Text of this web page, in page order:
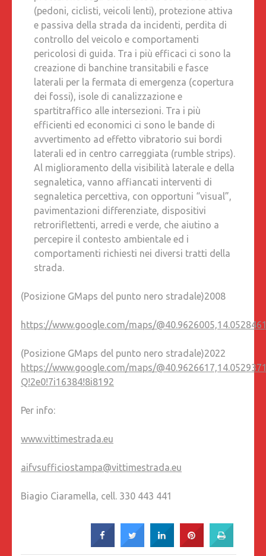
(pedoni, ciclisti, veicoli lenti), protezione attiva
e passiva della strada da incidenti, perdita di
controllo del veicolo e comportamenti
pericolosi di guida. Tra i più efficaci ci sono la
creazione di banchine transitabili e fasce
laterali per la fermata di emergenza (copertura
dei fossi), isole di canalizzazione e
spartitraffico alle intersezioni. Tra i più
efficienti ed economici ci sono le bande di
avvertimento ad effetto vibratorio sui bordi
laterali ed in centro carreggiata (rumble strips).
Al miglioramento della visibilità laterale e della
segnaletica, vanno affiancati interventi di
segnaletica percettiva, con opportuni “visual”,
pavimentazioni differenziate, dispositivi
retroriflettenti, arredi e verde, che aiutino a
percepire il contesto ambientale ed i
comportamenti richiesti nei diversi tratti della
strada.
(Posizione GMaps del punto nero stradale)2008
https://www.google.com/maps/
(Posizione GMaps del punto nero stradale)2022
https://www.google.com/maps/
Q!2e0!7i16384!8i8192
Per info:
www.vittimestrada.eu
aifvsufficiostampa@vittimestrada.eu
Biagio Ciaramella, cell. 330 443 441